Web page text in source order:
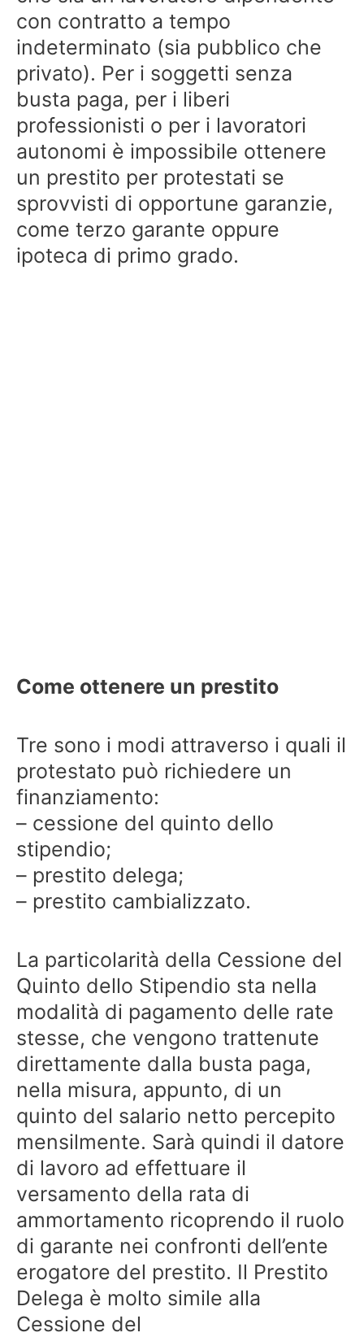
con contratto a tempo
indeterminato (sia pubblico che
privato). Per i soggetti senza
busta paga, per i liberi
professionisti o per i lavoratori
autonomi è impossibile ottenere
un prestito per protestati se
sprovvisti di opportune garanzie,
come terzo garante oppure
ipoteca di primo grado.
Come ottenere un prestito
Tre sono i modi attraverso i quali il
protestato può richiedere un
finanziamento:
– cessione del quinto dello
stipendio;
– prestito delega;
– prestito cambializzato.
La particolarità della Cessione del
Quinto dello Stipendio sta nella
modalità di pagamento delle rate
stesse, che vengono trattenute
direttamente dalla busta paga,
nella misura, appunto, di un
quinto del salario netto percepito
mensilmente. Sarà quindi il datore
di lavoro ad effettuare il
versamento della rata di
ammortamento ricoprendo il ruolo
di garante nei confronti dell’ente
erogatore del prestito. Il Prestito
Delega è molto simile alla
Cessione del